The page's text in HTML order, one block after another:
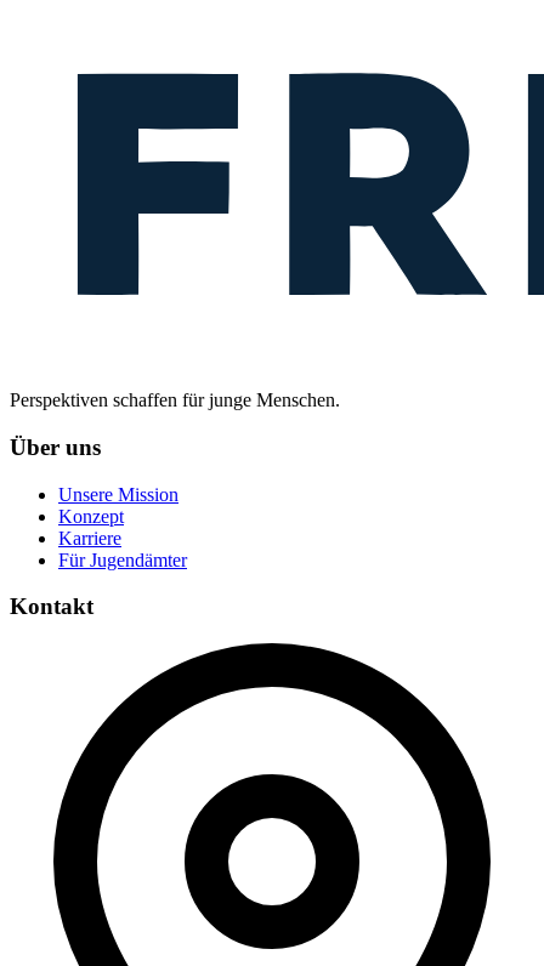
Perspektiven schaffen für junge Menschen.
Über uns
Unsere Mission
Konzept
Karriere
Für Jugendämter
Kontakt